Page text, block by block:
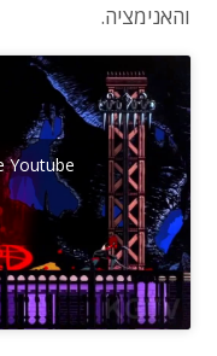
והאנימציה.
Youtube